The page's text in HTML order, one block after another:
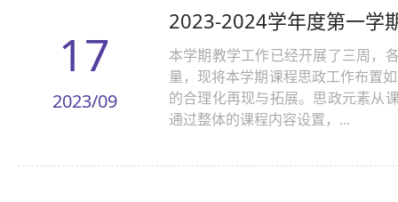
17
2023/09
2023-2024学年度第一学
本学期教学工作已经开展了三周，
量，现将本学期课程思政工作布置
的合理化再现与拓展。思政元素从
通过整体的课程内容设置，...